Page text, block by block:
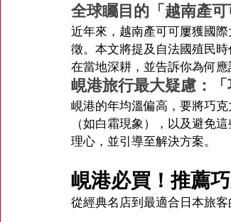
全球矚目的「越南產可
近年來，越南產可可屢獲國
徵。本文將提及自法國殖民
在當地深耕，並告訴你為何應
峴港旅行最大疑慮：「
峴港的年均溫偏高，要將巧
（如白霜現象），以及避免
理心，並引導至解決方案。
峴港必買！推薦
從經典名店到最適合日本旅